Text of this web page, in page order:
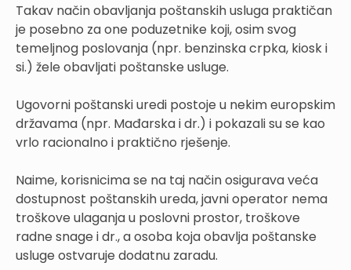
Takav način obavljanja poštanskih usluga praktičan
je posebno za one poduzetnike koji, osim svog
temeljnog poslovanja (npr. benzinska crpka, kiosk i
si.) žele obavljati poštanske usluge.
Ugovorni poštanski uredi postoje u nekim europskim
državama (npr. Mađarska i dr.) i pokazali su se kao
vrlo racionalno i praktično rješenje.
Naime, korisnicima se na taj način osigurava veća
dostupnost poštanskih ureda, javni operator nema
troškove ulaganja u poslovni prostor, troškove
radne snage i dr., a osoba koja obavlja poštanske
usluge ostvaruje dodatnu zaradu.